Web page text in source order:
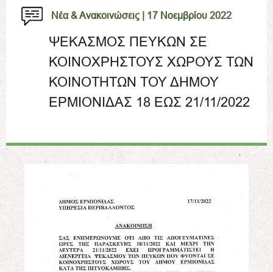
Νέα & Ανακοινώσεις | 17 Νοεμβρίου 2022
ΨΕΚΑΣΜΟΣ ΠΕΥΚΩΝ ΣΕ
ΚΟΙΝΟΧΡΗΣΤΟΥΣ ΧΩΡΟΥΣ ΤΩΝ
ΚΟΙΝΟΤΗΤΩΝ ΤΟΥ ΔΗΜΟΥ
ΕΡΜΙΟΝΙΔΑΣ 18 ΕΩΣ 21/11/2022